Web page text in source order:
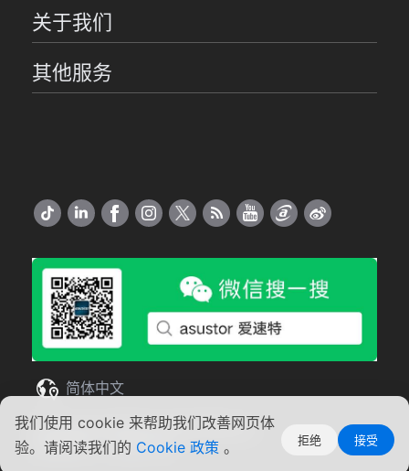
我们使用 cookie 来帮助我们改善网页体
验。请阅读我们的 Cookie 政策 。 拒绝 接受
关于我们
其他服务
简体中文
Copyright ©2026 ASUSTOR Inc.
使用条款 | 隐私声明